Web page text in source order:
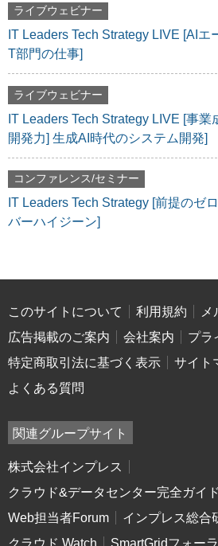
ライブウェビナー
IT Leaders Tech Strategy LIVE [AIエ
T部門の仕事]
ライブウェビナー
IT Leaders Tech Strategy LIVE [事
開発力] 生成AI時代のシステム開発]
コンファレンス/セミナー
IT Leaders Tech Strategy [前提のゼ
バーハイジーン]
このサイトについて 利用規約
メ
広告掲載のご案内
会社案内
プラ
特定商取引法に基づく表示
サイト
よくある質問
関連グループサイト
株式会社インプレス
クラウド&データセンター完全ガイド
Web担当者Forum
インプレス総合
クラウド Watch
SmartGridフォー